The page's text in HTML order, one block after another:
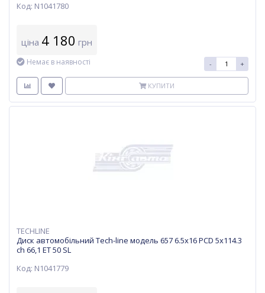
Код: N1041780
ціна 4 180 грн
Немає в наявності - +
КУПИТИ
TECHLINE
Диск автомобільний Tech-line модель 657 6.5х16 PCD 5x114.3
ch 66,1 ET 50 SL
Код: N1041779